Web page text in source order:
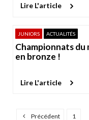
Lire L'article
JUNIORS ACTUALITÉS
Championnats du
en bronze !
Lire L'article
Précédent 1